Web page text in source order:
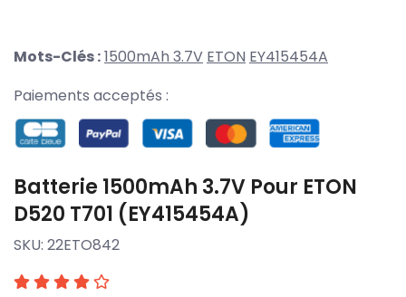
Mots-Clés :1500mAh 3.7V ETON EY415454A
Paiements acceptés :
Batterie 1500mAh 3.7V Pour ETON
D520 T701 (EY415454A)
SKU: 22ETO842